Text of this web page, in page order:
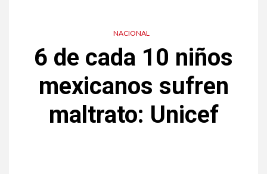
NACIONAL
6 de cada 10 niños
mexicanos sufren
maltrato: Unicef